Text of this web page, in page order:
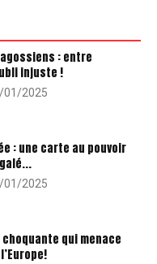
: entre
injuste !
01/2025
: une carte au pouvoir
01/2025
choquante qui menace